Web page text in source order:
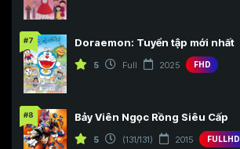
#7 Doraemon: Tuyển tập mới nhất
5 Full 2025 FHD
#8 Bảy Viên Ngọc Rồng Siêu Cấp
5 (131/131) 2015 FULLHD